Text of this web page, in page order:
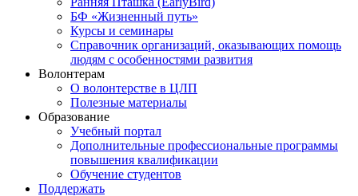
БФ «Жизненный путь»
Курсы и семинары
Справочник организаций, оказывающих помощь
людям с особенностями развития
Волонтерам
О волонтерстве в ЦЛП
Полезные материалы
Образование
Учебный портал
Дополнительные профессиональные программы
повышения квалификации
Обучение студентов
Поддержать